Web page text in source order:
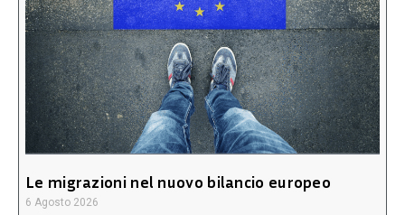
Le migrazioni nel nuovo bilancio europeo
6 Agosto 2026